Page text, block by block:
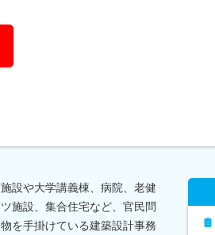
設や大学講義棟、病院、老健
施設、集合住宅など、官民問
を手掛けている建築設計事務